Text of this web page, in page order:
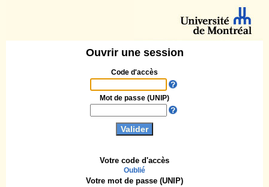
Ouvrir une session
Code d'accès
Votre code d'accès
Oublié
Mot de passe (UNIP)
Votre mot de passe (UNIP)